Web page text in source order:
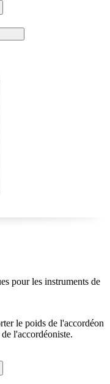
pour les instruments de
le poids de l'accordéon
l'accordéoniste.